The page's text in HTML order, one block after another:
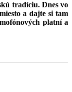
tradíciu. Dnes vo
a dajte si tam
platní a